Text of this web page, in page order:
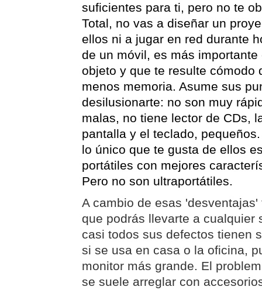
suficientes para ti, pero no te
Total, no vas a diseñar un
ellos ni a jugar en red durante
de un móvil, es más
objeto y que te resulte cómodo
menos memoria. Asume sus
desilusionarte: no son muy
malas, no tiene lector de CDs,
pantalla y el teclado,
lo único que te gusta de ellos
portátiles con mejores
Pero no son ultraportátiles.
A cambio de esas
que podrás llevarte a cualquier
casi todos sus defectos tienen
si se usa en casa o la oficina,
monitor más grande. El
se suele arreglar con